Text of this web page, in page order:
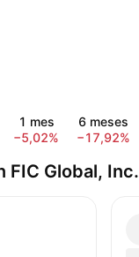
1 mes
−5,02%
6 meses
−17,92%
FIC Global, Inc.